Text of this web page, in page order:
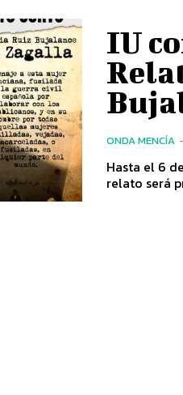
IU
ONDA MENCÍA -
Hasta el 6
relato será